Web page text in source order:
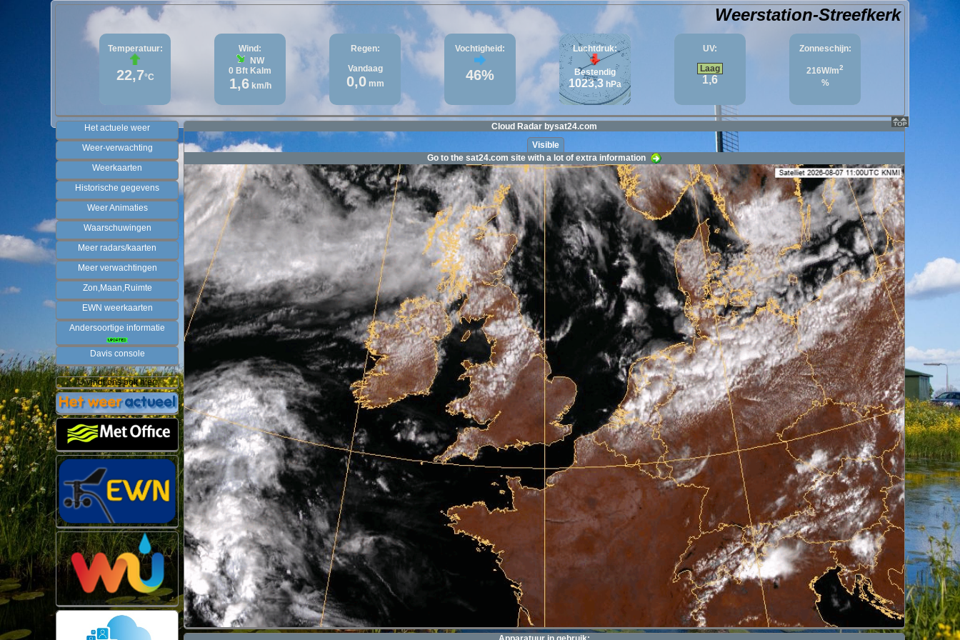
Weerstation-Streefkerk
Temperatuur:
22,7°C
Wind:
NW
0 Bft Kalm
1,6km/h
Regen:
Vandaag
0,0mm
Vochtigheid:
46%
Luchtdruk:
Bestendig
1023,3 hPa
UV:
Laag
1,6
Zonneschijn:
216W/m2
%
Het actuele weer
Weer-verwachting
Weerkaarten
Historische gegevens
Weer Animaties
Waarschuwingen
Meer radars/kaarten
Meer verwachtingen
Zon,Maan,Ruimte
EWN weerkaarten
Andersoortige informatie
Davis console
U vindt ons ook hier:
Cloud Radar bysat24.com
Visible
Go to the sat24.com site with a lot of extra information